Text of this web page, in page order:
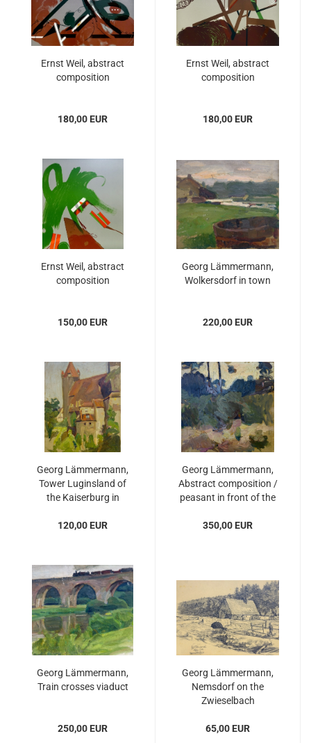
Ernst Weil, abstract
composition
180,00 EUR
Ernst Weil, abstract
composition
180,00 EUR
Ernst Weil, abstract
composition
150,00 EUR
Georg Lämmermann,
Wolkersdorf in town
220,00 EUR
Georg Lämmermann,
Tower Luginsland of
the Kaiserburg in
120,00 EUR
Georg Lämmermann,
Abstract composition /
peasant in front of the
350,00 EUR
Georg Lämmermann,
Train crosses viaduct
250,00 EUR
Georg Lämmermann,
Nemsdorf on the
Zwieselbach
65,00 EUR